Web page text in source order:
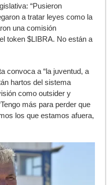
“Pusieron
a tratar leyes como la
una comisión
token $LIBRA. No están a
convoca a “la juventud, a
hartos del sistema
como outsider y
más para perder que
los que estamos afuera,